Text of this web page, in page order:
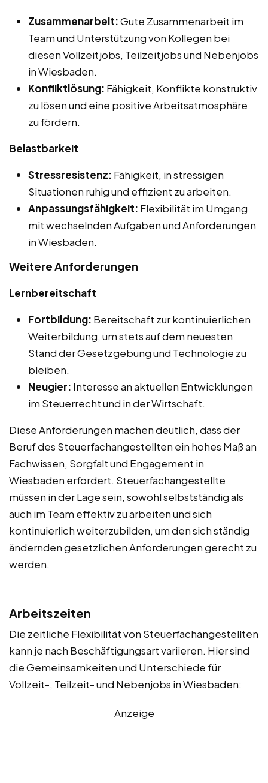
Zusammenarbeit:Gute Zusammenarbeit im
Team und Unterstützung von Kollegen bei
diesen Vollzeitjobs, Teilzeitjobs und Nebenjobs
in Wiesbaden.
Konfliktlösung: Fähigkeit, Konflikte konstruktiv
zu lösen und eine positive Arbeitsatmosphäre
zu fördern.
Belastbarkeit
Stressresistenz: Fähigkeit, in stressigen
Situationen ruhig und effizient zu arbeiten.
Anpassungsfähigkeit: Flexibilität im Umgang
mit wechselnden Aufgaben und Anforderungen
in Wiesbaden.
Weitere Anforderungen
Lernbereitschaft
Fortbildung: Bereitschaft zur kontinuierlichen
Weiterbildung, um stets auf dem neuesten
Stand der Gesetzgebung und Technologie zu
bleiben.
Neugier: Interesse an aktuellen Entwicklungen
im Steuerrecht und in der Wirtschaft.
Diese Anforderungen machen deutlich, dass der
Beruf des Steuerfachangestellten ein hohes Maß an
Fachwissen, Sorgfalt und Engagement in
Wiesbaden erfordert. Steuerfachangestellte
müssen in der Lage sein, sowohl selbstständig als
auch im Team effektiv zu arbeiten und sich
kontinuierlich weiterzubilden, um den sich ständig
ändernden gesetzlichen Anforderungen gerecht zu
werden.
Arbeitszeiten
Die zeitliche Flexibilität von Steuerfachangestellten
kann je nach Beschäftigungsart variieren. Hier sind
die Gemeinsamkeiten und Unterschiede für
Vollzeit-, Teilzeit- und Nebenjobs in Wiesbaden:
Anzeige